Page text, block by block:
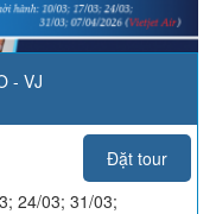
- VJ
Đặt tour
24/03; 31/03;